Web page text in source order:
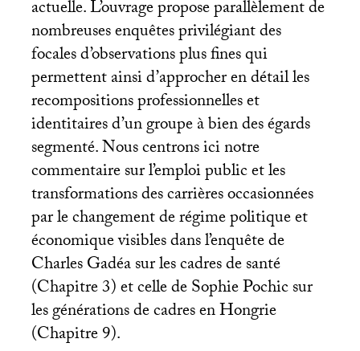
actuelle. L’ouvrage propose parallèlement de
nombreuses enquêtes privilégiant des
focales d’observations plus fines qui
permettent ainsi d’approcher en détail les
recompositions professionnelles et
identitaires d’un groupe à bien des égards
segmenté. Nous centrons ici notre
commentaire sur l’emploi public et les
transformations des carrières occasionnées
par le changement de régime politique et
économique visibles dans l’enquête de
Charles Gadéa sur les cadres de santé
(Chapitre 3) et celle de Sophie Pochic sur
les générations de cadres en Hongrie
(Chapitre 9).